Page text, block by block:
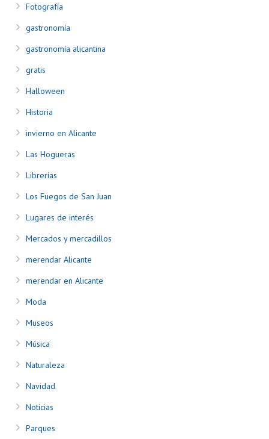
Fotografía
gastronomía
gastronomía alicantina
gratis
Halloween
Historia
invierno en Alicante
Las Hogueras
Librerías
Los Fuegos de San Juan
Lugares de interés
Mercados y mercadillos
merendar Alicante
merendar en Alicante
Moda
Museos
Música
Naturaleza
Navidad
Noticias
Parques